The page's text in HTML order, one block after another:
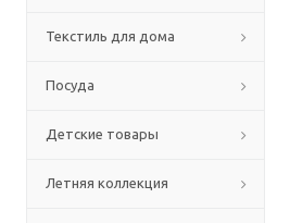
Текстиль для дома
Посуда
Детские товары
Летняя коллекция